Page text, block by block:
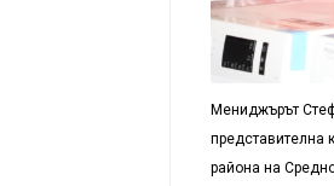
Мениджърът
представителна
района на